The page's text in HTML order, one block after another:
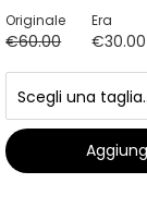
Originale
€60.00
Era
€30.00